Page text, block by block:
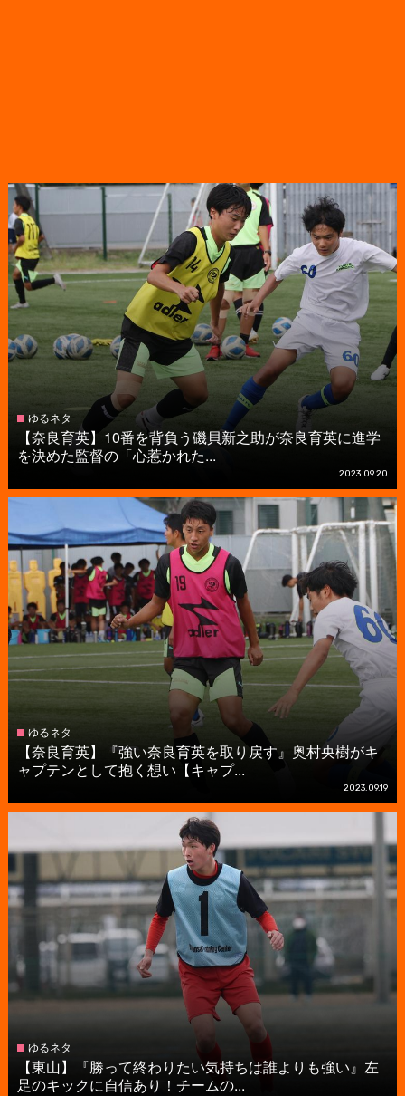
ゆるネタ
【奈良育英】10番を背負う磯貝新之助が奈良育英に進学
を決めた監督の「心惹かれた...
2023.09.20
ゆるネタ
【奈良育英】『強い奈良育英を取り戻す』奥村央樹がキ
ャプテンとして抱く想い【キャプ...
2023.09.19
ゆるネタ
【東山】『勝って終わりたい気持ちは誰よりも強い』左
足のキックに自信あり！チームの...